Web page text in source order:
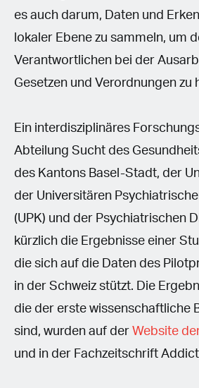
es auch darum, Daten und
lokaler Ebene zu sammeln, um
Verantwortlichen bei der
Gesetzen und Verordnungen zu
Ein interdisziplinäres
Abteilung Sucht des
des Kantons Basel-Stadt, der
der Universitären
(UPK) und der Psychiatrischen
kürzlich die Ergebnisse einer
die sich auf die Daten des
in der Schweiz stützt. Die
die der erste wissenschaftliche
sind, wurden auf der Website
und in der Fachzeitschrift